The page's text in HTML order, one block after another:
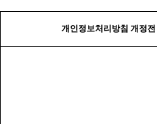
개인정보처리방침 개정전